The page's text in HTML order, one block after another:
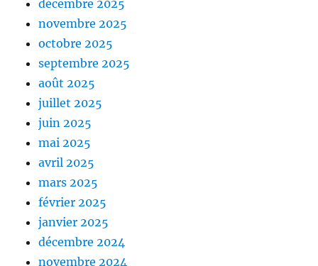
décembre 2025
novembre 2025
octobre 2025
septembre 2025
août 2025
juillet 2025
juin 2025
mai 2025
avril 2025
mars 2025
février 2025
janvier 2025
décembre 2024
novembre 2024